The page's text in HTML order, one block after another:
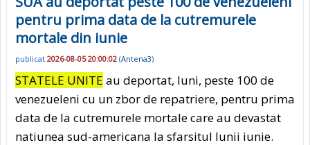
pentru prima data de la cutremurele
mortale din iunie
publicat 2026-08-05 20:00:02 (Antena3)
STATELE UNITE au deportat, luni, peste 100 de
venezueleni cu un zbor de repatriere, pentru prima
data de la cutremurele mortale care au devastat
natiunea sud-americana la sfarsitul lunii iunie.